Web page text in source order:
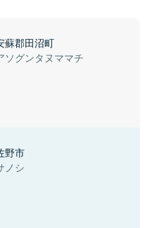
蘇郡田沼町
ソグンタヌママチ
野市
ノシ